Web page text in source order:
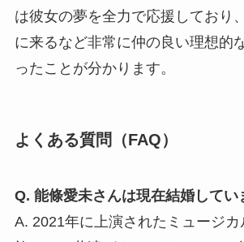
は彼女の夢を全力で応援しており
に来るなど非常に仲の良い理想的
ったことが分かります。
よくある質問（FAQ）
Q. 能條愛未さんは現在結婚してい
A. 2021年に上演されたミュージカ